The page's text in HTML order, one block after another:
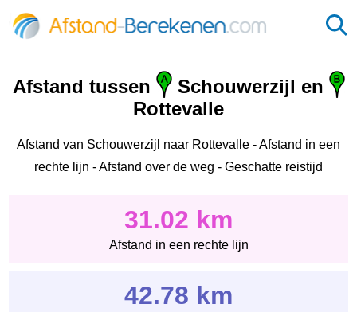
Afstand tussen
Schouwerzijl en
Rottevalle
Afstand van Schouwerzijl naar Rottevalle - Afstand in een
rechte lijn - Afstand over de weg - Geschatte reistijd
31.02 km
Afstand in een rechte lijn
42.78 km